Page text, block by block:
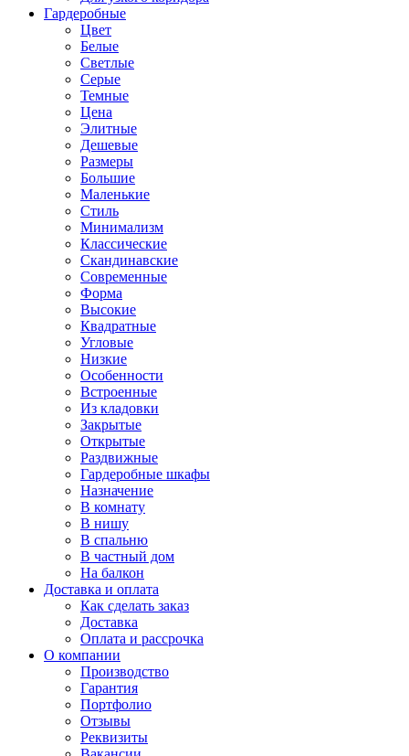
Гардеробные
Цвет
Белые
Светлые
Серые
Темные
Цена
Элитные
Дешевые
Размеры
Большие
Маленькие
Стиль
Минимализм
Классические
Скандинавские
Современные
Форма
Высокие
Квадратные
Угловые
Низкие
Особенности
Встроенные
Из кладовки
Закрытые
Открытые
Раздвижные
Гардеробные шкафы
Назначение
В комнату
В нишу
В спальню
В частный дом
На балкон
Доставка и оплата
Как сделать заказ
Доставка
Оплата и рассрочка
О компании
Производство
Гарантия
Портфолио
Отзывы
Реквизиты